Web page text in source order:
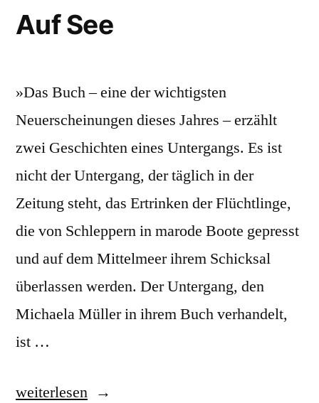
Auf See
»Das Buch – eine der wichtigsten
Neuerscheinungen dieses Jahres – erzählt
zwei Geschichten eines Untergangs. Es ist
nicht der Untergang, der täglich in der
Zeitung steht, das Ertrinken der Flüchtlinge,
die von Schleppern in marode Boote gepresst
und auf dem Mittelmeer ihrem Schicksal
überlassen werden. Der Untergang, den
Michaela Müller in ihrem Buch verhandelt,
ist …
„Auf
weiterlesen